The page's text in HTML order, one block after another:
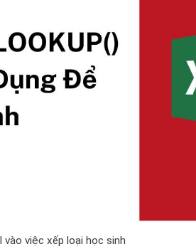
vào việc xếp loại học sinh